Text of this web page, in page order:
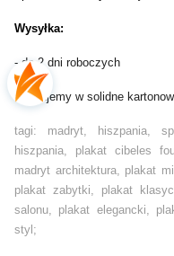
Wysyłka:
- do 2 dni roboczych
- pakujemy w solidne
tagi: madryt, hiszpania,
hiszpania, plakat cibeles
madryt architektura, plakat
plakat zabytki, plakat
salonu, plakat elegancki,
styl;